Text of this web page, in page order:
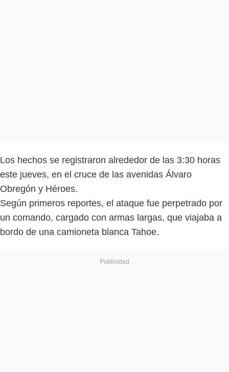
Los hechos se registraron alrededor de las 3:30 horas
este jueves, en el cruce de las avenidas Álvaro
Obregón y Héroes.
Según primeros reportes, el ataque fue perpetrado por
un comando, cargado con armas largas, que viajaba a
bordo de una camioneta blanca Tahoe.